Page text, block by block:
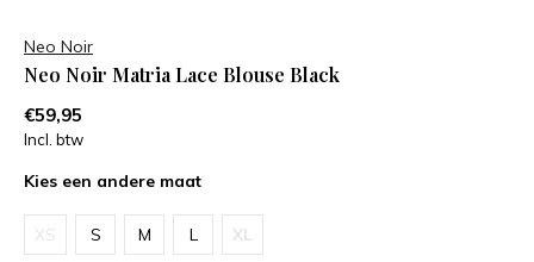
Neo Noir
Neo Noir Matria Lace Blouse Black
€59,95
Incl. btw
Kies een andere maat
XS S M L XL